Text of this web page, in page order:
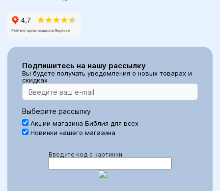
Подпишитесь на нашу рассылку
Вы будете получать уведомления о новых товарах и
скидках
Выберите рассылку
Акции магазина Библия для всех
Новинки нашего магазина
Введите код с картинки